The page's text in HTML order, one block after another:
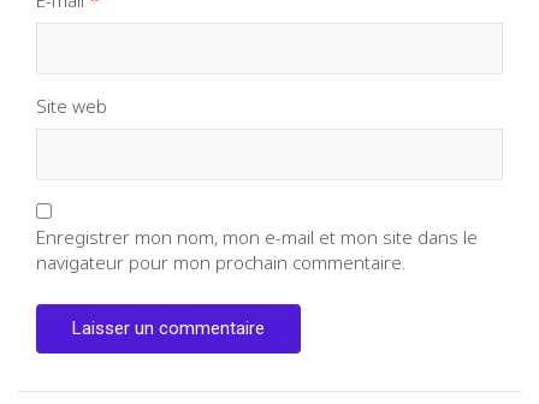
Site web
Enregistrer mon nom, mon e-mail et mon site dans le
navigateur pour mon prochain commentaire.